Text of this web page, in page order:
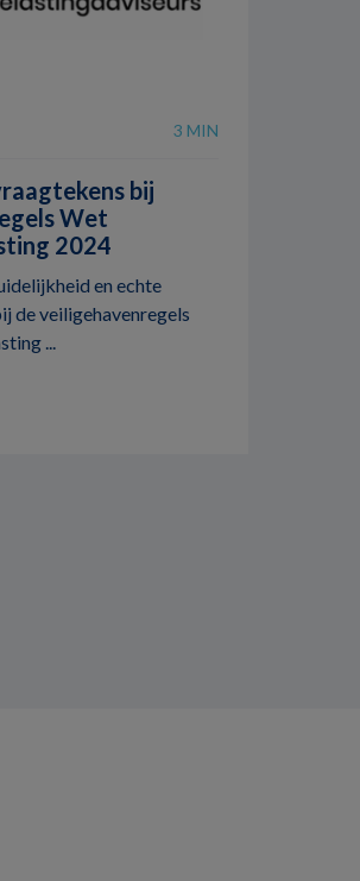
3 MIN
bij
Wet
2024
en echte
de veiligehavenregels
...